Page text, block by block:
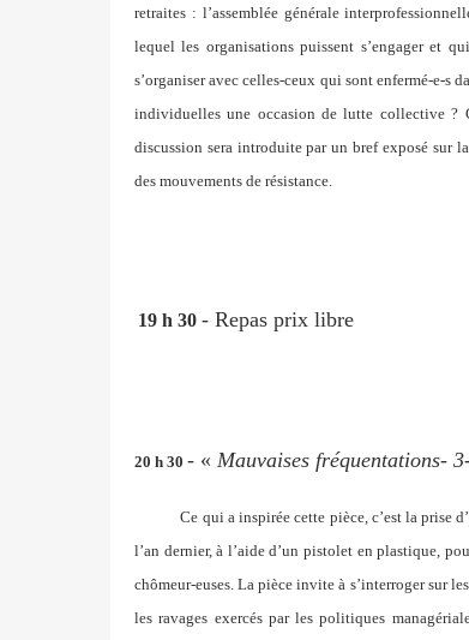
retraites : l’assemblée générale
lequel les organisations puissent s’engager et
s’organiser avec celles-ceux qui sont enfermé-e-s
individuelles une occasion de lutte collective ?
discussion sera introduite par un bref exposé sur
des mouvements de résistance.
19 h 30 - Repas prix libre
20 h 30 - « Mauvaises fréquentations-
Ce qui a inspirée cette pièce, c’est la prise
l’an dernier, à l’aide d’un pistolet en plastique,
chômeur-euses. La pièce invite à s’interroger sur
les ravages exercés par les politiques